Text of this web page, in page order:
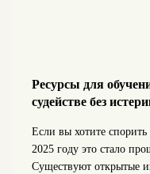
Ресурсы для
судействе без
Если вы хотите
2025 году это стало
Существуют открытые